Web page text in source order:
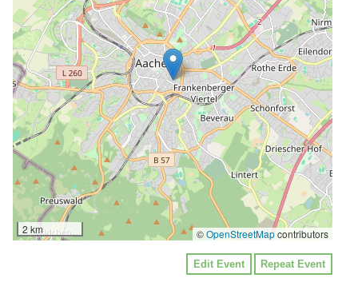
2 km ©OpenStreetMapcontributors
Edit Event Repeat Event